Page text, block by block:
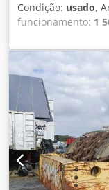
Condição: usado,
funcionamento: 1
AM, ano de
apenas 1.565h,
Manager 2,
direito, peso:
estado, pronto
Se desejar,
arrendamento ou
todo o prazer em
encontradas no
reservados!
Contacte Tobias